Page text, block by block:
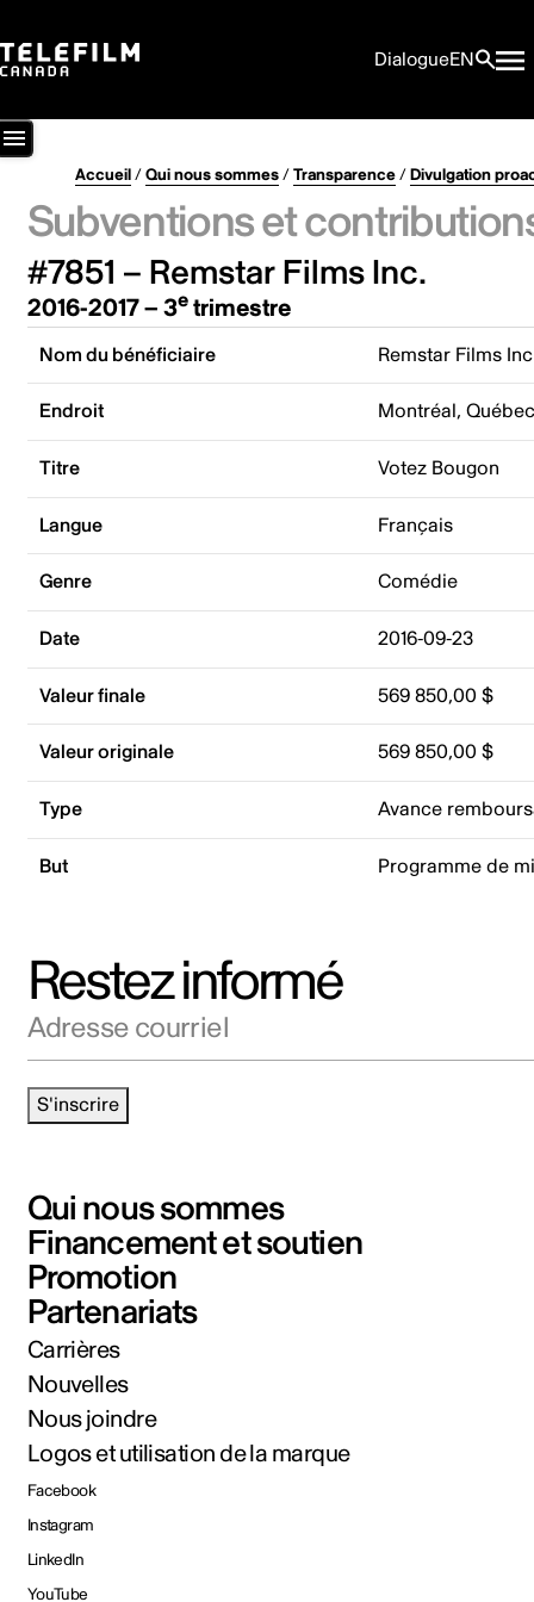
DialogueEN
Accueil/Qui nous sommes/Transparence/Divulgation
Subventions et
#7851 – Remstar Films Inc.
2016-2017 – 3etrimestre
Nom du bénéficiaire Remstar Films
Endroit Montréal,
Titre Votez Bougon
Langue Français
Genre Comédie
Date 2016-09-23
Valeur finale 569 850,00 $
Valeur originale 569 850,00 $
Type Avance
But Programme de
Restez informé
S'inscrire
Qui nous sommes
Financement et soutien
Promotion
Partenariats
Carrières
Nouvelles
Nous joindre
Logos et utilisation de la marque
Facebook
Instagram
LinkedIn
YouTube